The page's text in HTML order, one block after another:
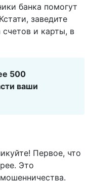
банка помогут
заведите
и карты, в
500
ваши
Первое, что
Это